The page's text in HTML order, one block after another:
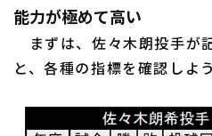
能力が極めて高い
まずは、佐々木朗投手が
と、各種の指標を確認しよう